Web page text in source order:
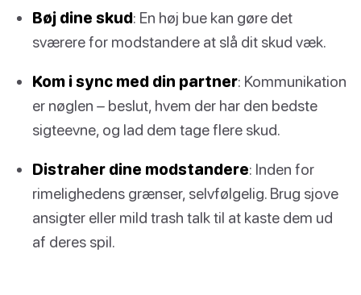
Bøj dine skud: En høj bue kan gøre det
sværere for modstandere at slå dit skud væk.
Kom i sync med din partner: Kommunikation
er nøglen – beslut, hvem der har den bedste
sigteevne, og lad dem tage flere skud.
Distraher dine modstandere: Inden for
rimelighedens grænser, selvfølgelig. Brug sjove
ansigter eller mild trash talk til at kaste dem ud
af deres spil.